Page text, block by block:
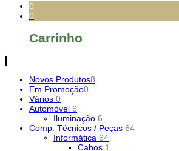
0
0
Carrinho
Novos Produtos8
Em Promoção0
Vários 0
Automóvel 6
Iluminação 6
Comp. Técnicos / Peças 64
Informática 64
Cabos 1